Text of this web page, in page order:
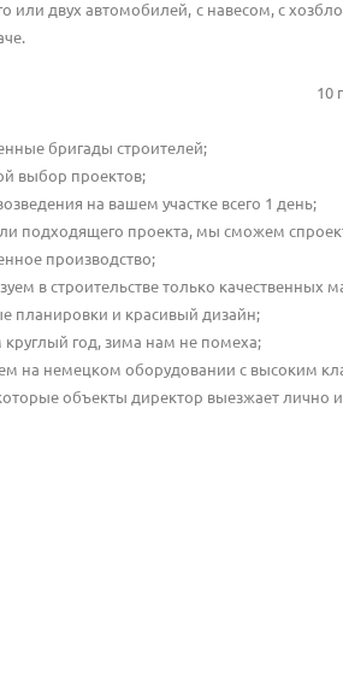
или двух автомобилей, с навесом, с
10
бригады строителей;
выбор проектов;
на вашем участке всего 1 день;
подходящего проекта, мы сможем
производство;
в строительстве только качественных
планировки и красивый дизайн;
год, зима нам не помеха;
на немецком оборудовании с высоким
объекты директор выезжает лично